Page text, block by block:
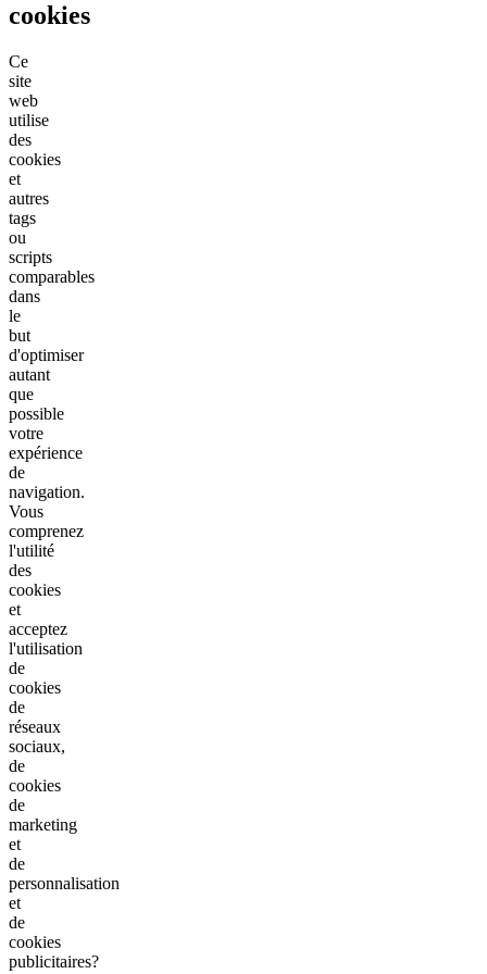
cookies
Ce
site
web
utilise
des
cookies
et
autres
tags
ou
scripts
comparables
dans
le
but
d'optimiser
autant
que
possible
votre
expérience
de
navigation.
Vous
comprenez
l'utilité
des
cookies
et
acceptez
l'utilisation
de
cookies
de
réseaux
sociaux,
de
cookies
de
marketing
et
de
personnalisation
et
de
cookies
publicitaires?